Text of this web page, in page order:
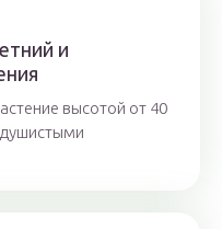
и
высотой от 40